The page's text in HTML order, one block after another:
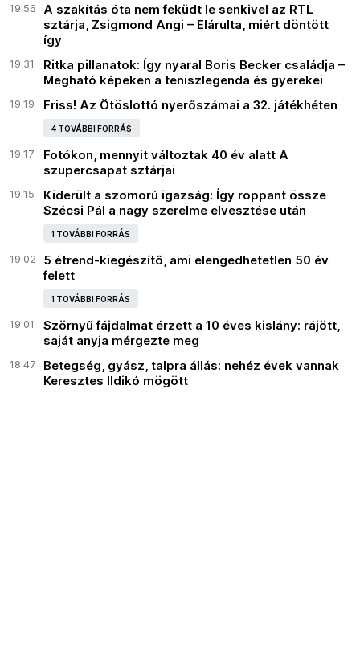
19:56
A szakítás óta nem feküdt le senkivel az RTL
sztárja, Zsigmond Angi – Elárulta, miért döntött
így
19:31
Ritka pillanatok: Így nyaral Boris Becker családja –
Megható képeken a teniszlegenda és gyerekei
19:19 Friss! Az Ötöslottó nyerőszámai a 32. játékhéten
4 TOVÁBBI FORRÁS
19:17
Fotókon, mennyit változtak 40 év alatt A
szupercsapat sztárjai
19:15
Kiderült a szomorú igazság: Így roppant össze
Szécsi Pál a nagy szerelme elvesztése után
1 TOVÁBBI FORRÁS
19:02
5 étrend-kiegészítő, ami elengedhetetlen 50 év
felett
1 TOVÁBBI FORRÁS
19:01
Szörnyű fájdalmat érzett a 10 éves kislány: rájött,
saját anyja mérgezte meg
18:47
Betegség, gyász, talpra állás: nehéz évek vannak
Keresztes Ildikó mögött